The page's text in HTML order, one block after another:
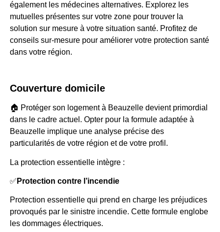
également les médecines alternatives. Explorez les
mutuelles présentes sur votre zone pour trouver la
solution sur mesure à votre situation santé. Profitez de
conseils sur-mesure pour améliorer votre protection santé
dans votre région.
Couverture domicile
🏠 Protéger son logement à Beauzelle devient primordial
dans le cadre actuel. Opter pour la formule adaptée à
Beauzelle implique une analyse précise des
particularités de votre région et de votre profil.
La protection essentielle intègre :
✅ Protection contre l’incendie
Protection essentielle qui prend en charge les préjudices
provoqués par le sinistre incendie. Cette formule englobe
les dommages électriques.